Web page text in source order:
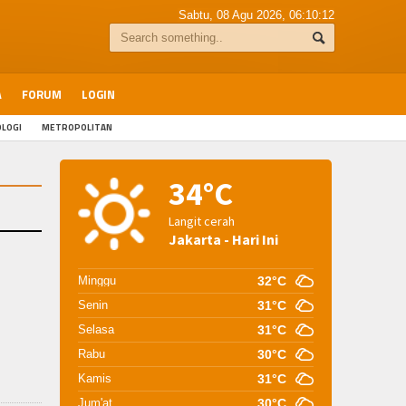
Sabtu, 08 Agu 2026, 06:10:13
FORUM LOGIN
METROPOLITAN
34°C
Langit cerah
Jakarta - Hari Ini
Minggu 32°C
Senin 31°C
Selasa 31°C
Rabu 30°C
Kamis 31°C
Jum'at